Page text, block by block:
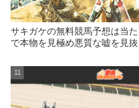
サキガケの無料競馬予想は当
で本物を見極め悪質な嘘を見抜